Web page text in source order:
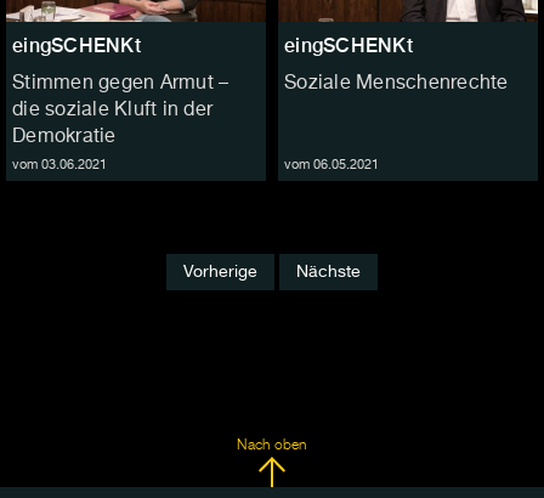
eingSCHENKt
Stimmen gegen Armut –
die soziale Kluft in der
Demokratie
vom 03.06.2021
eingSCHENKt
Soziale Menschenrechte
vom 06.05.2021
Vorherige Nächste
Nach oben